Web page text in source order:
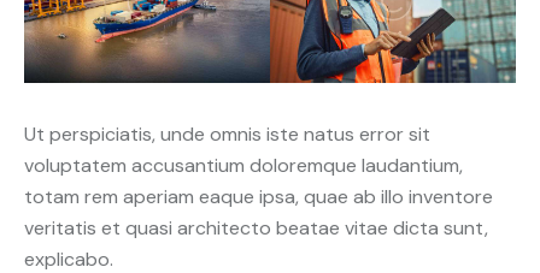
Ut perspiciatis, unde omnis iste natus error sit
voluptatem accusantium doloremque laudantium,
totam rem aperiam eaque ipsa, quae ab illo inventore
veritatis et quasi architecto beatae vitae dicta sunt,
explicabo.